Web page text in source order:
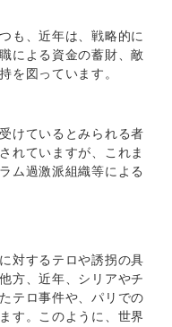
も、近年は、戦略的に
による資金の蓄財、敵
を図っています。
けているとみられる者
れていますが、これま
ム過激派組織等による
対するテロや誘拐の具
方、近年、シリアやチ
テロ事件や、パリでの
す。このように、世界